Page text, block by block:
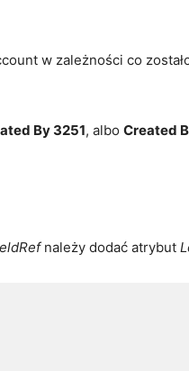
w zależności co
By 3251, albo Created
należy dodać atrybut